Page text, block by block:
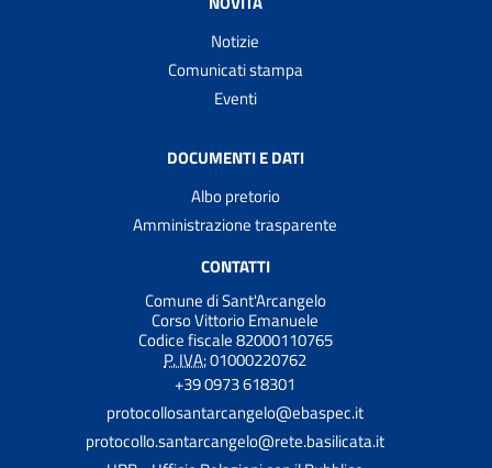
Notizie
Comunicati stampa
Eventi
DOCUMENTI E DATI
Albo pretorio
Amministrazione trasparente
CONTATTI
Comune di Sant'Arcangelo
Corso Vittorio Emanuele
Codice fiscale 82000110765
P. IVA:01000220762
+39 0973 618301
protocollosantarcangelo@ebaspec.it
protocollo.santarcangelo@rete.basilicata.it